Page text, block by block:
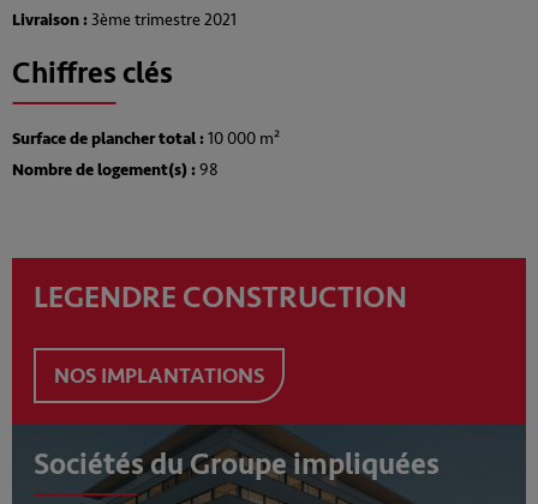
Livraison :3ème trimestre 2021
Chiffres clés
Surface de plancher total :10 000 m²
Nombre de logement(s) :98
LEGENDRE CONSTRUCTION
NOS IMPLANTATIONS
Sociétés du Groupe impliquées